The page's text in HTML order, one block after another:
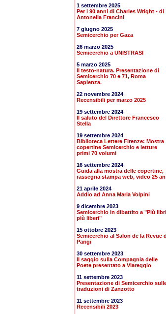
1 settembre 2025
Per i 90 anni di Charles Wright - di
Antonella Francini
7 giugno 2025
Semicerchio per Gaza
26 marzo 2025
Semicerchio a UNISTRASI
5 marzo 2025
Il testo-natura. Presentazione di
Semicerchio 70 e 71, Roma
Sapienza.
22 novembre 2024
Recensibili per marzo 2025
19 settembre 2024
Il saluto del Direttore Francesco
Stella
19 settembre 2024
Biblioteca Lettere Firenze: Mostra
copertine Semicerchio e letture
primi 70 volumi
16 settembre 2024
Guida alla mostra delle copertine,
rassegna stampa web, video 25
21 aprile 2024
Addio ad Anna Maria Volpini
9 dicembre 2023
Semicerchio in dibattito a "Più libri
più liberi"
15 ottobre 2023
Semicerchio al Salon de la Revue
Parigi
30 settembre 2023
Il saggio sulla Compagnia delle
Poete presentato a Viareggio
11 settembre 2023
Presentazione di Semicerchio
traduzioni di Zanzotto
11 settembre 2023
Recensibili 2023